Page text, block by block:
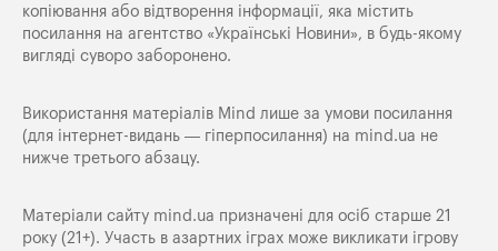
копіювання або відтворення інформації, яка містить
посилання на агентство «Українські Новини», в будь-якому
вигляді суворо заборонено.
Використання матеріалів Mind лише за умови посилання
(для інтернет-видань — гіперпосилання) на mind.ua не
нижче третього абзацу.
Матеріали сайту mind.ua призначені для осіб старше 21
року (21+). Участь в азартних іграх може викликати ігрову